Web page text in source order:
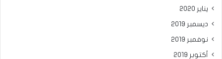
يناير 2020
ديسمبر 2019
نوفمبر 2019
أكتوبر 2019